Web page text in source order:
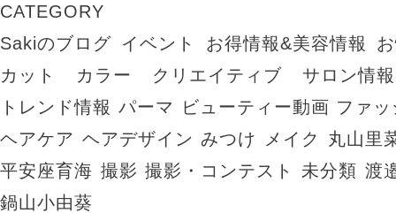
CATEGORY
Sakiのブログ イベント お得情報&美容情報
カット
カラー クリエイティブ
サロン情報
トレンド情報 パーマ ビューティー動画 ファ
ヘアケア ヘアデザイン みつけ メイク
丸山里
平安座育海 撮影 撮影・コンテスト 未分類 渡
鍋山小由葵